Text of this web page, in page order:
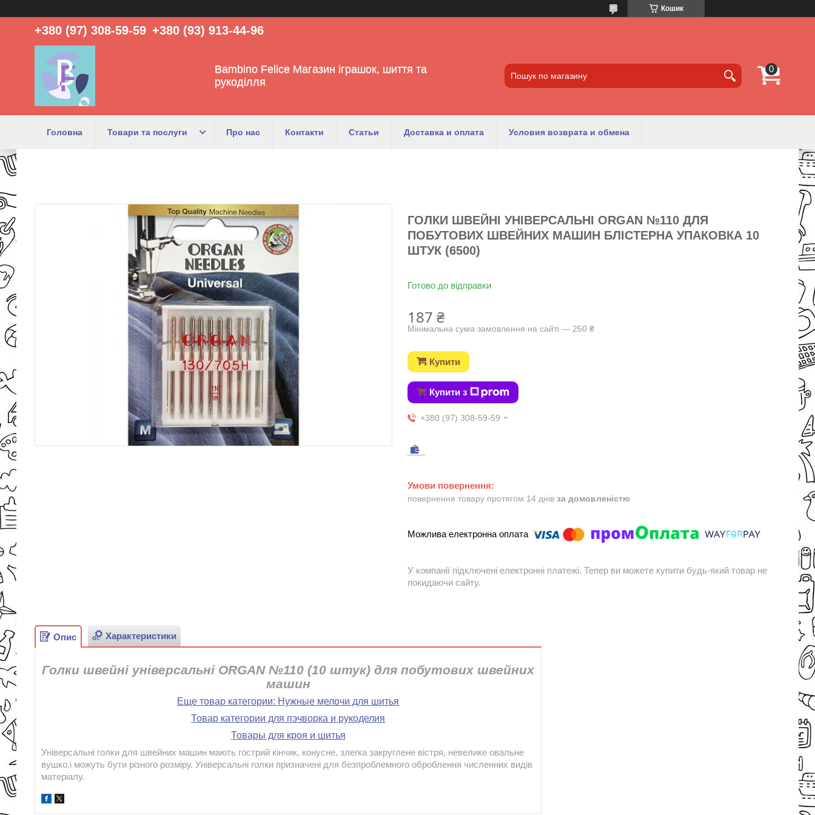
Кошик
+380 (97) 308-59-59 +380 (93) 913-44-96
Bambino Felice Магазин іграшок, шиття та
рукоділля
Головна Товари та послуги Про нас Контакти Статьи Доставка и оплата Условия возврата и обмена
ГОЛКИ ШВЕЙНІ УНІВЕРСАЛЬНІ ORGAN №110 ДЛЯ
ПОБУТОВИХ ШВЕЙНИХ МАШИН БЛІСТЕРНА УПАКОВКА 10
ШТУК (6500)
Готово до відправки
187 ₴
Мінімальна сума замовлення на сайті — 250 ₴
Купити
Купити з
+380 (97) 308-59-59
повернення товару протягом 14 днів за домовленістю
У компанії підключені електронні платежі. Тепер ви можете купити будь-який товар не
покидаючи сайту.
Опис Характеристики
Голки швейні універсальні ORGAN №110 (10 штук) для побутових швейних
машин
Еще товар категории: Нужные мелочи для шитья
Товар категории для пэчворка и рукоделия
Товары для кроя и шитья
Універсальні голки для швейних машин мають гострий кінчик, конусне, злегка закруглене вістря, невелике овальне
вушко.і можуть бути різного розміру. Універсальні голки призначені для безпроблемного оброблення численних видів
матеріалу.